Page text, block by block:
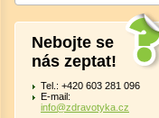
Nebojte se
nás zeptat!
Tel.: +420 603 281 096
E-mail:
info@zdravotyka.cz